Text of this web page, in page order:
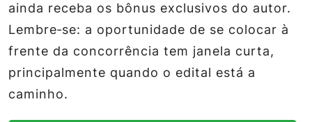
ainda receba os bônus exclusivos do autor.
Lembre‑se: a oportunidade de se colocar à
frente da concorrência tem janela curta,
principalmente quando o edital está a
caminho.